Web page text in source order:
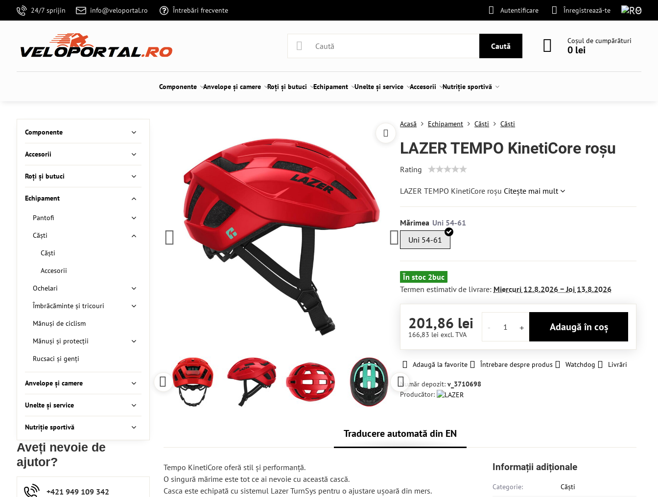
24/7 sprijin info@veloportal.ro Întrebări frecvente Autentificare Înregistrează-te
Caută
Coșul de cumpărături
0 lei
Componente Anvelope și camere Roți și butuci Echipament Unelte și service Accesorii Nutriție sportivă
Acasă Echipament Căști Căști
LAZER TEMPO KinetiCore roșu
Rating
LAZER TEMPO KinetiCore roșu Citește mai mult
Mărimea
Uni 54-61
În stoc 2buc
Termen estimativ de livrare: Miercuri 12.8.2026 −Joi 13.8.2026
201,86 lei
166,83 leiexcl. TVA
Adaugă în coș
Adaugă la favorite Întrebare despre produs Watchdog Livrări
Număr depozit:v_3710698
Producător:
Traducere automată din EN
Tempo KinetiCore oferă stil și performanță.
O singură mărime este tot ce ai nevoie cu această cască.
Casca este echipată cu sistemul Lazer TurnSys pentru o ajustare ușoară din mers.
Informații adiționale
Categorie: Căști
Componente
Accesorii
Roți și butuci
Echipament
Pantofi
Căști
Căști
Accesorii
Ochelari
Îmbrăcăminte și tricouri
Mănuși de ciclism
Mănuși și protecții
Rucsaci și genți
Anvelope și camere
Unelte și service
Nutriție sportivă
Aveți nevoie de
ajutor?
+421 949 109 342